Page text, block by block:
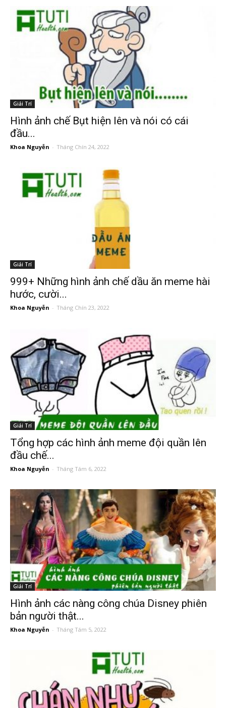
Giải Trí
Hình ảnh chế Bụt hiện lên và nói có cái
đầu...
Khoa Nguyễn - Tháng Chín 24, 2022
Giải Trí
999+ Những hình ảnh chế dầu ăn meme hài
hước, cười...
Khoa Nguyễn - Tháng Chín 23, 2022
Giải Trí
Tổng hợp các hình ảnh meme đội quần lên
đầu chế...
Khoa Nguyễn - Tháng Tám 6, 2022
Giải Trí
Hình ảnh các nàng công chúa Disney phiên
bản người thật...
Khoa Nguyễn - Tháng Tám 5, 2022